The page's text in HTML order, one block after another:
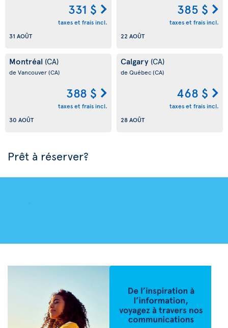
331 $
taxes et frais incl.
31 AOÛT
385 $
taxes et frais incl.
22 AOÛT
Montréal (CA)
de Vancouver(CA)
388 $
taxes et frais incl.
30 AOÛT
Calgary (CA)
de Québec(CA)
468 $
taxes et frais incl.
28 AOÛT
Prêt à réserver?